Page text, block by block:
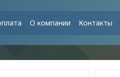
О компании Контакты